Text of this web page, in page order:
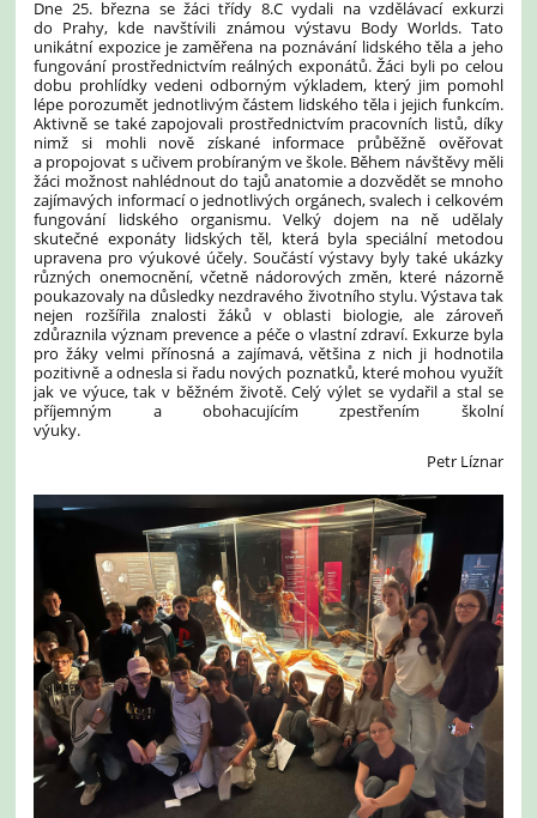
Dne 25. března se žáci třídy 8.C vydali na vzdělávací exkurzi
do Prahy, kde navštívili známou výstavu Body Worlds. Tato
unikátní expozice je zaměřena na poznávání lidského těla a jeho
fungování prostřednictvím reálných exponátů. Žáci byli po celou
dobu prohlídky vedeni odborným výkladem, který jim pomohl
lépe porozumět jednotlivým částem lidského těla i jejich funkcím.
Aktivně se také zapojovali prostřednictvím pracovních listů, díky
nimž si mohli nově získané informace průběžně ověřovat
a propojovat s učivem probíraným ve škole. Během návštěvy měli
žáci možnost nahlédnout do tajů anatomie a dozvědět se mnoho
zajímavých informací o jednotlivých orgánech, svalech i celkovém
fungování lidského organismu. Velký dojem na ně udělaly
skutečné exponáty lidských těl, která byla speciální metodou
upravena pro výukové účely. Součástí výstavy byly také ukázky
různých onemocnění, včetně nádorových změn, které názorně
poukazovaly na důsledky nezdravého životního stylu. Výstava tak
nejen rozšířila znalosti žáků v oblasti biologie, ale zároveň
zdůraznila význam prevence a péče o vlastní zdraví. Exkurze byla
pro žáky velmi přínosná a zajímavá, většina z nich ji hodnotila
pozitivně a odnesla si řadu nových poznatků, které mohou využít
jak ve výuce, tak v běžném životě. Celý výlet se vydařil a stal se
příjemným a obohacujícím zpestřením školní
výuky.
Petr Líznar